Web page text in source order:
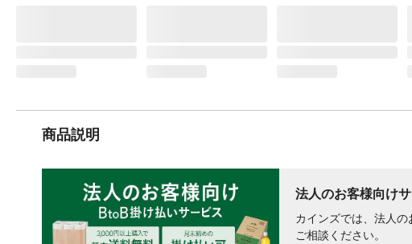
商品説明
法人のお客様向け
カインズでは、法人
ご相談ください。